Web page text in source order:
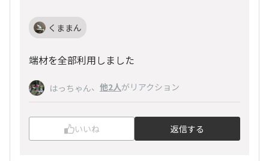
くままん
端材を全部利用しました
はっちゃん、 他2人がリアクション
いいね 返信する